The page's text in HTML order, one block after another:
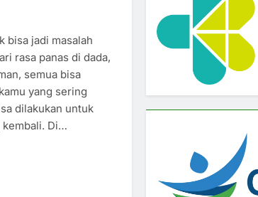
bisa jadi masalah
rasa panas di dada,
semua bisa
yang sering
dilakukan untuk
kembali. Di…